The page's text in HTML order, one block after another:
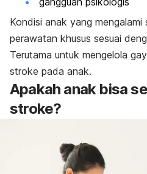
Kondisi anak yang
perawatan khusus sesuai
Terutama untuk mengelola
stroke pada anak.
Apakah anak bisa
stroke?